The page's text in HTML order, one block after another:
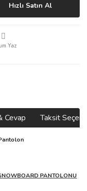
Hızlı Satın Al
Yaz
Cevap Taksit
PANTOLONU